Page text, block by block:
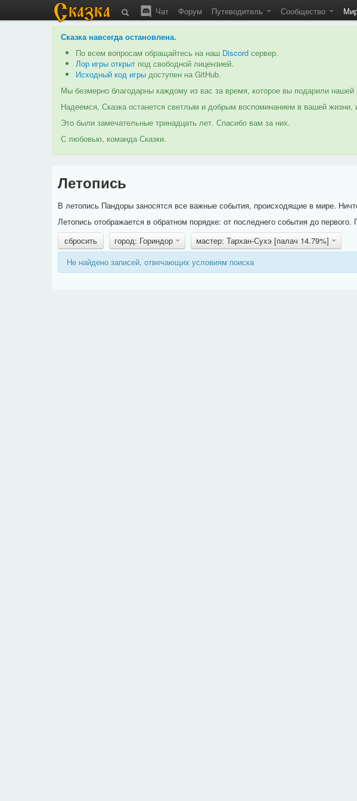
Чат Форум Путеводитель Сообщество
Сказка навсегда остановлена.
По всем вопросам обращайтесь на наш Discord сервер.
Лор игры открыт под свободной лицензией.
Исходный код игры доступен на GitHub.
Мы безмерно благодарны каждому из вас за время, которое вы подарили
Надеемся, Сказка останется светлым и добрым воспоминанием в вашей
Это были замечательные тринадцать лет. Спасибо вам за них.
С любовью, команда Сказки.
Летопись
В летопись Пандоры заносятся все важные события, происходящие в мире.
Летопись отображается в обратном порядке: от последнего события до
сбросить
город: Гориндор
мастер: Тархан-Сухэ [палач 14.79%]
Не найдено записей, отвечающих условиям поиска